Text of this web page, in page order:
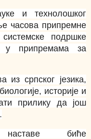
и технолошког
часова припремне
подршке
у припремама за
из српског језика,
историје и
прилику да још
биће